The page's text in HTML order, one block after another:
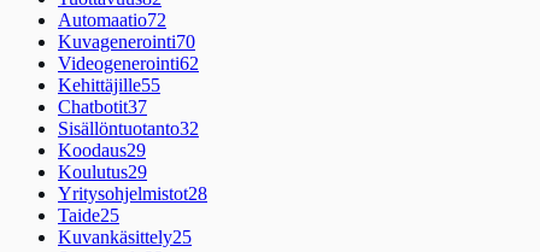
Automaatio72
Kuvagenerointi70
Videogenerointi62
Kehittäjille55
Chatbotit37
Sisällöntuotanto32
Koodaus29
Koulutus29
Yritysohjelmistot28
Taide25
Kuvankäsittely25